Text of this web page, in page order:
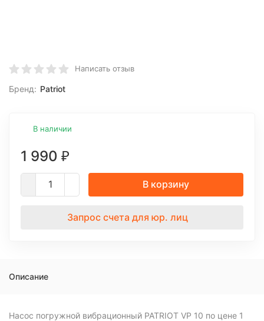
Написать отзыв
Бренд: Patriot
В наличии
1 990 ₽
В корзину
Запрос счета для юр. лиц
Описание
Насос погружной вибрационный PATRIOT VP 10 по цене 1